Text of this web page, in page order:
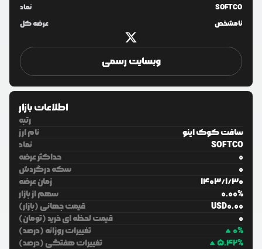
نماد
SOFTCO
عرضه کل
نامشخص
وبسایت رسمی
اطلاعات بازار
رتبه
نام ارز
سافت کوک اینو
نماد
SOFTCO
حداکثر عرضه
0
سکه درگردش
0
زمان عرضه
1403/1/30
سهم از بازار
0.00%
قیمت جهانی (بازار)
USD0.00
قیمت لحظه ای خرید (تومان)
0
تغییرات روزانه (درصد)
0%
تغییرات هفتگی (درصد)
5.42%